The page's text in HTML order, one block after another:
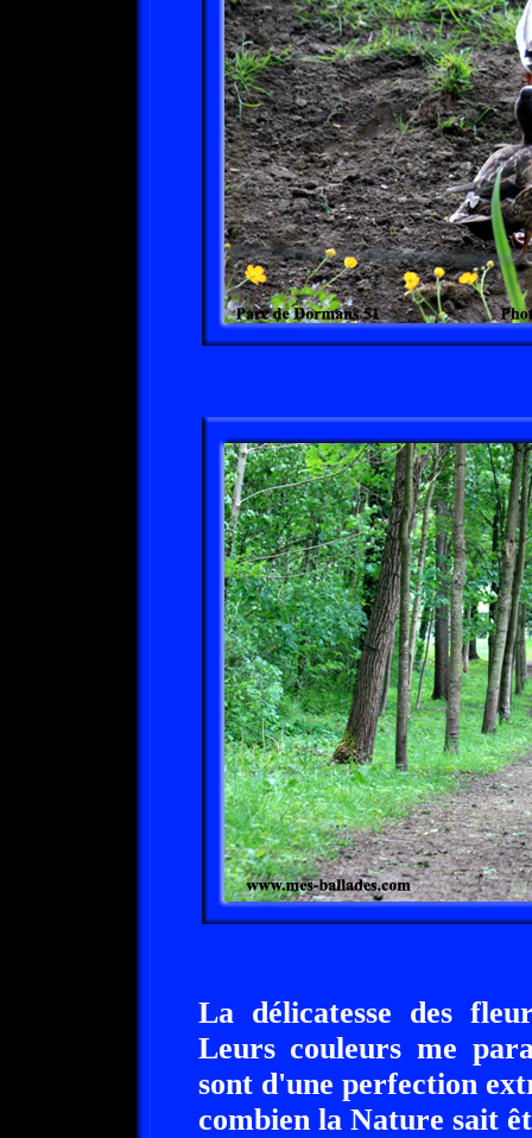
La délicatesse des
Leurs couleurs me
sont d'une perfection
combien la Nature sait